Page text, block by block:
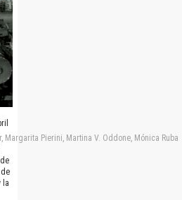
Margarita Pierini, Martina V. Oddone, Mónica
la